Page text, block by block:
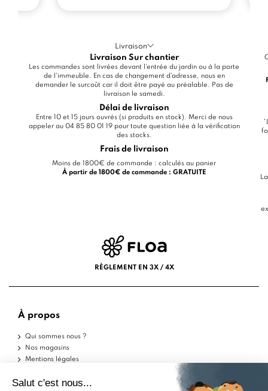
Livraison
Livraison Sur chantier
Les commandes sont livrées devant l'entrée du jardin ou à la porte
de l'immeuble. En cas de changement d'adresse, nous en
demander le surcoût car il doit être payé au préalable. Pas de
livraison le samedi.
Délai de livraison
Entre 10 et 15 jours ouvrés (si produits en stock). Merci de nous
appeler au 04 85 80 01 19 pour toute question liée à la vérification
des stocks.
Frais de livraison
Moins de 1800€ de commande : calculés au panier
À partir de 1800€ de commande : GRATUITE
RÈGLEMENT EN 3X / 4X
À propos
Qui sommes nous ?
Nos magasins
Mentions légales
Politique de confidentialité